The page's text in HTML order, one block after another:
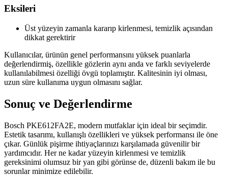
Eksileri
Üst yüzeyin zamanla kararıp kirlenmesi, temizlik açısından
dikkat gerektirir
Kullanıcılar, ürünün genel performansını yüksek puanlarla
değerlendirmiş, özellikle gözlerin aynı anda ve farklı seviyelerde
kullanılabilmesi özelliği övgü toplamıştır. Kalitesinin iyi olması,
uzun süre kullanıma uygun olmasını sağlar.
Sonuç ve Değerlendirme
Bosch PKE612FA2E, modern mutfaklar için ideal bir seçimdir.
Estetik tasarımı, kullanışlı özellikleri ve yüksek performansı ile öne
çıkar. Günlük pişirme ihtiyaçlarınızı karşılamada güvenilir bir
yardımcıdır. Her ne kadar yüzeyin kirlenmesi ve temizlik
gereksinimi olumsuz bir yan gibi görünse de, düzenli bakım ile bu
sorunlar minimize edilebilir.